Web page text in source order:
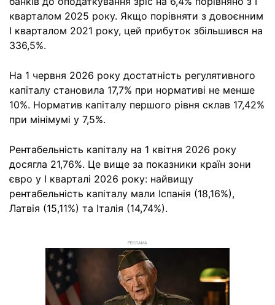
кварталом 2025 року. Якщо порівняти з довоєнним
І кварталом 2021 року, цей прибуток збільшився на
336,5%.
На 1 червня 2026 року достатність регулятивного
капіталу становила 17,7% при нормативі не менше
10%. Норматив капіталу першого рівня склав 17,42%
при мінімумі у 7,5%.
Рентабельність капіталу на 1 квітня 2026 року
досягла 21,76%. Це вище за показники країн зони
євро у І кварталі 2026 року: найвищу
рентабельність капіталу мали Іспанія (18,16%),
Латвія (15,11%) та Італія (14,74%).
РЕКЛАМА